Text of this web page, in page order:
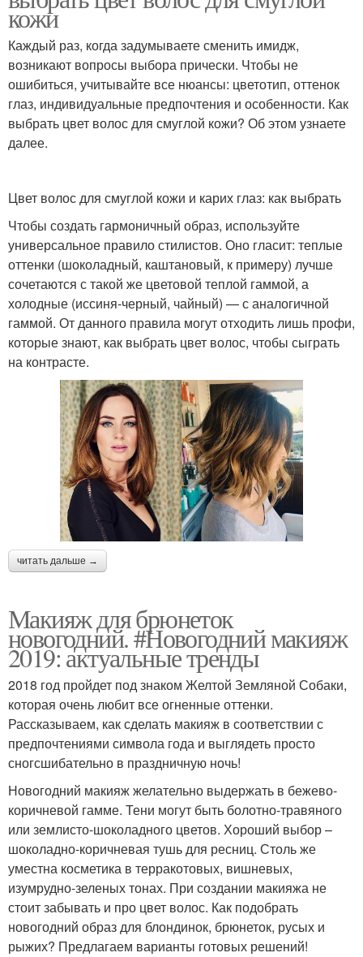
кожи
Каждый раз, когда задумываете сменить имидж,
возникают вопросы выбора прически. Чтобы не
ошибиться, учитывайте все нюансы: цветотип, оттенок
глаз, индивидуальные предпочтения и особенности. Как
выбрать цвет волос для смуглой кожи? Об этом узнаете
далее.
Цвет волос для смуглой кожи и карих глаз: как выбрать
Чтобы создать гармоничный образ, используйте
универсальное правило стилистов. Оно гласит: теплые
оттенки (шоколадный, каштановый, к примеру) лучше
сочетаются с такой же цветовой теплой гаммой, а
холодные (иссиня-черный, чайный) — с аналогичной
гаммой. От данного правила могут отходить лишь профи,
которые знают, как выбрать цвет волос, чтобы сыграть
на контрасте.
читать дальше →
Макияж для брюнеток
новогодний. #Новогодний макияж
2019: актуальные тренды
2018 год пройдет под знаком Желтой Земляной Собаки,
которая очень любит все огненные оттенки.
Рассказываем, как сделать макияж в соответствии с
предпочтениями символа года и выглядеть просто
сногсшибательно в праздничную ночь!
Новогодний макияж желательно выдержать в бежево-
коричневой гамме. Тени могут быть болотно-травяного
или землисто-шоколадного цветов. Хороший выбор –
шоколадно-коричневая тушь для ресниц. Столь же
уместна косметика в терракотовых, вишневых,
изумрудно-зеленых тонах. При создании макияжа не
стоит забывать и про цвет волос. Как подобрать
новогодний образ для блондинок, брюнеток, русых и
рыжих? Предлагаем варианты готовых решений!